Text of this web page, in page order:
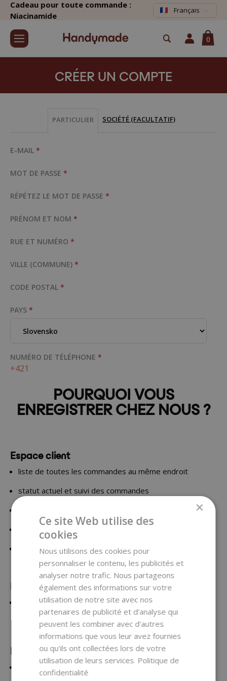
Cadeau pour toute commande :
Niacinamide
Français
0
CRÉER UN COMPTE
PARTICULIER SOCIÉTÉ (FACULTATIF)
E-MAIL *
MOT DE PASSE *
RÉPÉTEZ LE MOT DE PASSE *
PRÉNOM ET NOM *
RUE ET NUMÉRO *
VILLE (COMMUNE) *
CODE POSTAL *
PAYS *
NUMÉRO DE TÉLÉPHONE *
POURQUOI VOUS
ENREGISTRER CHEZ NOUS ?
Espace client
liste de toutes les commandes au même endroit
statut actuel et suivi des commandes
historique des commandes, accès aux factures émises
wishlist avec la liste de vos produits préférés
fonction de suivi du réassortiment des produits
Remises de fidélité
attribution automatique d’une remise selon le chiffre
d’affaires réalisé au cours des 12 derniers mois
Précommandes
possibilité de précommander sans engagement des
marchandises qui ne sont actuellement pas en stock
×
Ce site Web utilise des
cookies
Nous utilisons des cookies pour
personnaliser le contenu, les publicités et
analyser notre trafic. Nous partageons
également des informations sur votre
utilisation de notre site avec nos
partenaires de publicité et d'analyse qui
peuvent les combiner avec d'autres
informations que vous leur avez fournies
ou qu'ils ont collectées lors de votre
utilisation de leurs services. Politique de
confidentialité